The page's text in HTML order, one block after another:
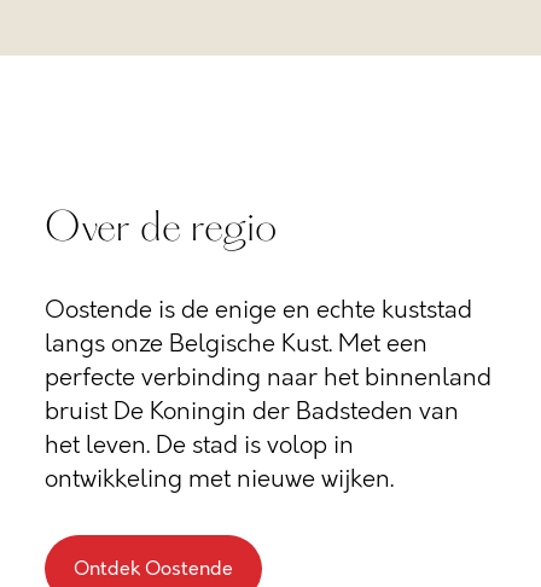
Over de regio
Oostende is de enige en echte kuststad
langs onze Belgische Kust. Met een
perfecte verbinding naar het binnenland
bruist De Koningin der Badsteden van
het leven. De stad is volop in
ontwikkeling met nieuwe wijken.
Ontdek Oostende